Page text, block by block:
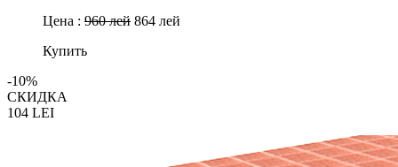
Цена : 960 лей 864 лей
Купить
-10%
СКИДКА
104 LEI